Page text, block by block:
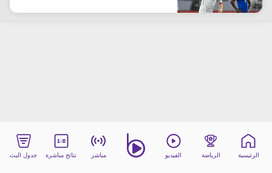
الرئيسية الرياضة الفيديو مباشر نتائج مباشرة جدول البث